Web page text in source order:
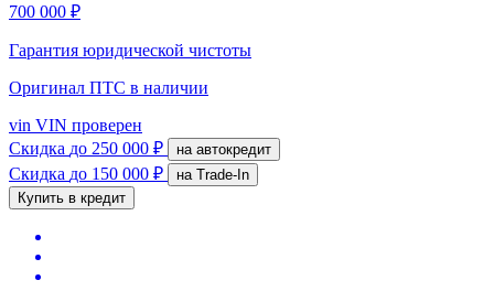
700 000 ₽
Гарантия юридической чистоты
Оригинал ПТС в наличии
vin VIN проверен
Скидка до 250 000 ₽ на автокредит
Скидка до 150 000 ₽
на Trade-In
Купить в кредит